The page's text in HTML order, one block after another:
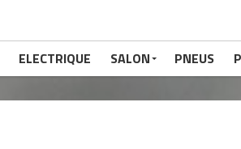
ELECTRIQUE SALON PNEUS